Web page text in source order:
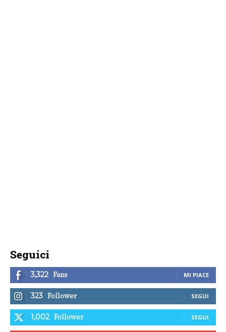
Seguici
3,322 Fans MI PIACE
323 Follower SEGUI
1,002 Follower SEGUI